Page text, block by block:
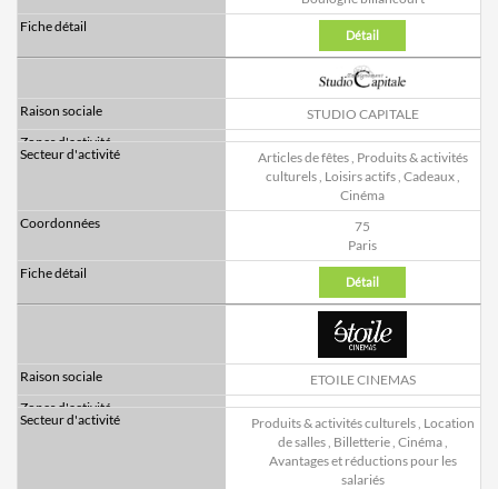
Détail
STUDIO CAPITALE
Articles de fêtes, Produits & activités
culturels, Loisirs actifs, Cadeaux,
Cinéma
75
Paris
Détail
ETOILE CINEMAS
Produits & activités culturels, Location
de salles, Billetterie, Cinéma,
Avantages et réductions pour les
salariés